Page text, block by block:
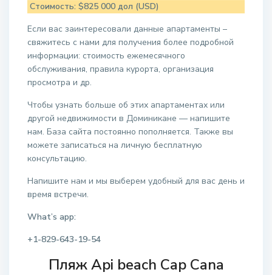
Стоимость: $825 000 дол (USD)
Если вас заинтересовали данные апартаменты –
свяжитесь с нами для получения более подробной
информации: стоимость ежемесячного
обслуживания, правила курорта, организация
просмотра и др.
Чтобы узнать больше об этих апартаментах или
другой недвижимости в Доминикане — напишите
нам. База сайта постоянно пополняется. Также вы
можете записаться на личную бесплатную
консультацию.
Напишите нам и мы выберем удобный для вас день и
время встречи.
What’s app:
+1-829-643-19-54
ПляжApi beach Cap Cana